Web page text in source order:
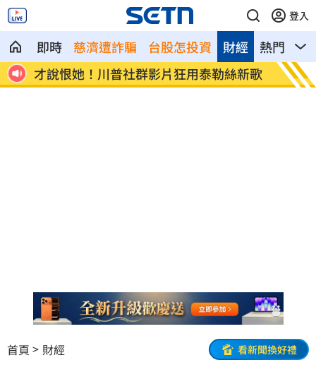
登入
即時 慈濟遭詐騙 台股怎投資 熱門 影
財經
絲新歌
菲國擅劃領海基線恐侵台主權 外交部發
聲
針
首頁 財經 看新聞換好禮